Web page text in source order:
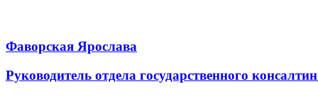
Фаворская Ярослава
Руководитель отдела государственного